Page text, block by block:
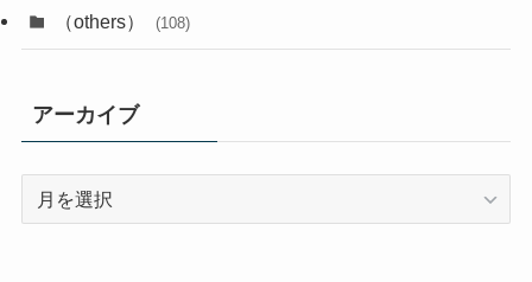
（others） (108)
アーカイブ